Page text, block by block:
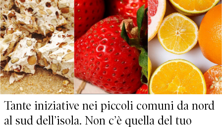
Tante iniziative nei piccoli comuni da nord
al sud dell’isola. Non c’è quella del tuo